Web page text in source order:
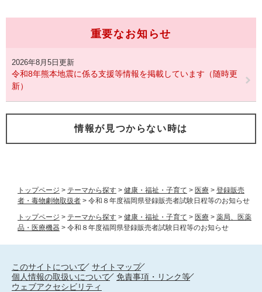
トップページ > テーマから探す > 健康・福祉・子育て > 医療 > 登録販売
者・毒物劇物取扱者 > 令和８年度福岡県登録販売者試験日程等のお知らせ
トップページ > テーマから探す > 健康・福祉・子育て > 医療 > 薬局、医薬
品・医療機器 > 令和８年度福岡県登録販売者試験日程等のお知らせ
重要なお知らせ
2026年8月5日更新
令和8年熊本地震に係る支援等情報を掲載しています（随時更
新）
情報が見つからない時は
このサイトについて
サイトマップ
個人情報の取扱いについて
免責事項・リンク等
ウェブアクセシビリティ